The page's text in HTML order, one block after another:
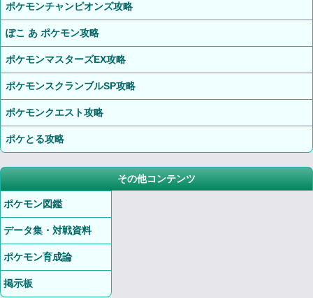
ポケモンチャンピオンズ攻略
ぽこ あ ポケモン攻略
ポケモンマスターズEX攻略
ポケモンスクランブルSP攻略
ポケモンクエスト攻略
ポケとる攻略
その他コンテンツ
ポケモン図鑑
データ集・対戦資料
ポケモン育成論
掲示板